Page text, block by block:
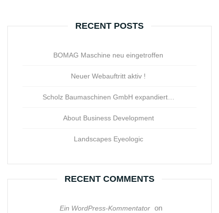
RECENT POSTS
BOMAG Maschine neu eingetroffen
Neuer Webauftritt aktiv !
Scholz Baumaschinen GmbH expandiert…
About Business Development
Landscapes Eyeologic
RECENT COMMENTS
Ein WordPress-Kommentator on